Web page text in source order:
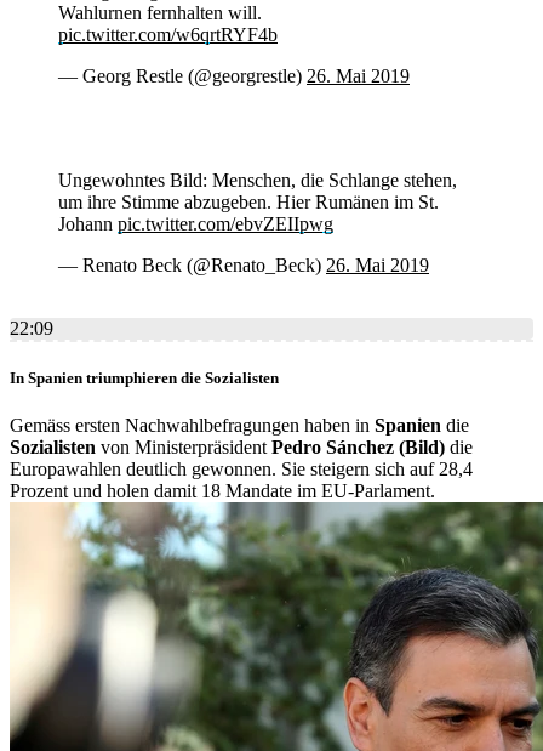
Wahlurnen fernhalten will.
pic.twitter.com/w6qrtRYF4b
— Georg Restle (@georgrestle) 26. Mai 2019
Ungewohntes Bild: Menschen, die Schlange stehen,
um ihre Stimme abzugeben. Hier Rumänen im St.
Johann pic.twitter.com/ebvZEIIpwg
— Renato Beck (@Renato_Beck) 26. Mai 2019
22:09
In Spanien triumphieren die Sozialisten
Gemäss ersten Nachwahlbefragungen haben in Spanien die
Sozialisten von Ministerpräsident Pedro Sánchez (Bild) die
Europawahlen deutlich gewonnen. Sie steigern sich auf 28,4
Prozent und holen damit 18 Mandate im EU-Parlament.